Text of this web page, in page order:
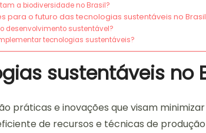
a biodiversidade no Brasil?
para o futuro das tecnologias sustentáveis no
desenvolvimento sustentável?
tecnologias sustentáveis?
sustentáveis no
práticas e inovações que visam
de recursos e técnicas de